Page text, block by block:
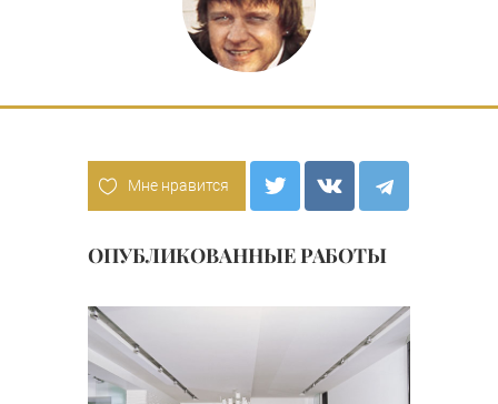
Мне нравится
ОПУБЛИКОВАННЫЕ РАБОТЫ